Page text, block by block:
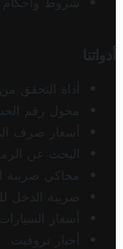
أدواتنا
أداة التحقق
محول رقم
أسعار صرف
البحث عن
محاكي ضريبة
ضريبة الدخل
أسعار
أخبار تروفيت